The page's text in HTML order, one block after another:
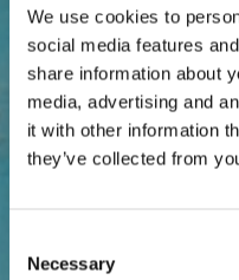
We use cookies to
social media features
share information about
media, advertising and
it with other information
they’ve collected from
Selection
Necessary